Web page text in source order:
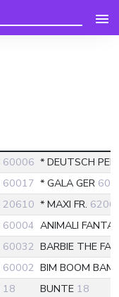
60006 * DEUTSCH
60017 * GALA GER
20610 * MAXI FR.
60004 ANIMALI
60032 BARBIE THE
60002 BIM BOOM
18 BUNTE 18